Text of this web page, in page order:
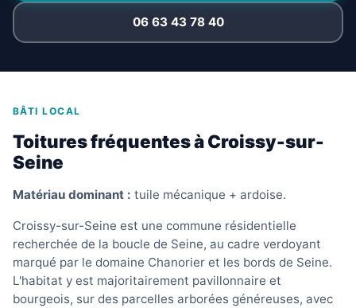
06 63 43 78 40
BÂTI LOCAL
Toitures fréquentes à Croissy-sur-
Seine
Matériau dominant : tuile mécanique + ardoise.
Croissy-sur-Seine est une commune résidentielle
recherchée de la boucle de Seine, au cadre verdoyant
marqué par le domaine Chanorier et les bords de Seine.
L'habitat y est majoritairement pavillonnaire et
bourgeois, sur des parcelles arborées généreuses, avec